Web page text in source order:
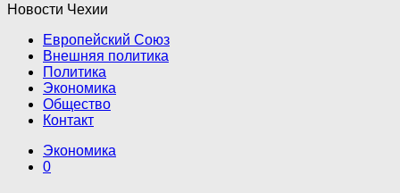
Новости Чехии
Европейский Союз
Внешняя политика
Политика
Экономика
Общество
Контакт
Экономика
0